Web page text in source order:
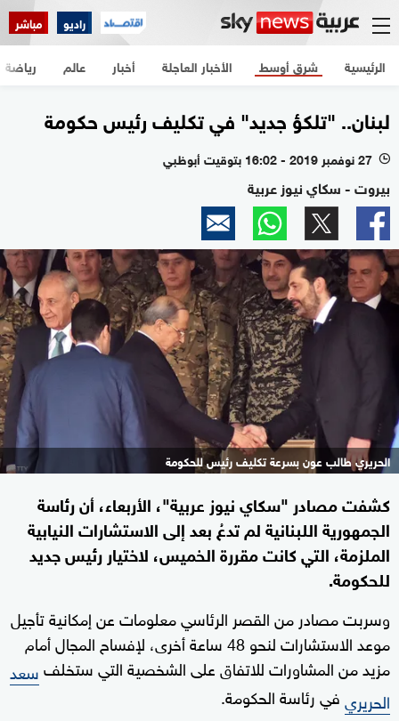
راديو مباشر
الرئيسية الأخبار العاجلة أخبار شرق أوسط عالم رياضة
لبنان.. "تلكؤ جديد" في تكليف رئيس حكومة
l 27 نوفمبر 2019 - 16:02 بتوقيت أبوظبي
بيروت - سكاي نيوز عربية
الحريري طالب عون بسرعة تكليف رئيس للحكومة
كشفت مصادر "سكاي نيوز عربية"، الأربعاء، أن رئاسة
الجمهورية اللبنانية لم تدعُ بعد إلى الاستشارات النيابية
الملزمة، التي كانت مقررة الخميس، لاختيار رئيس جديد
للحكومة.
وسربت مصادر من القصر الرئاسي معلومات عن إمكانية تأجيل
موعد الاستشارات لنحو 48 ساعة أخرى، لإفساح المجال أمام
مزيد من المشاورات للاتفاق على الشخصية التي ستخلفسعد
الحريريفي رئاسة الحكومة.